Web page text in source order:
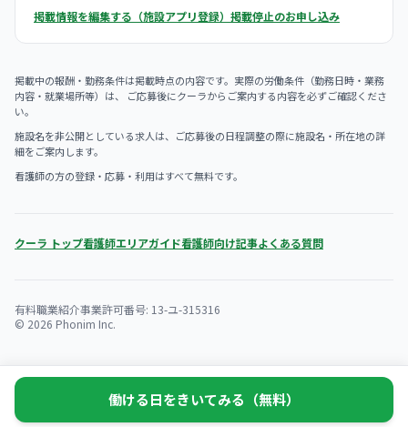
掲載情報を編集する（施設アプリ登録） 掲載停止のお申し込み
掲載中の報酬・勤務条件は掲載時点の内容です。実際の労働条件（勤務日時・業務
内容・就業場所等）は、 ご応募後にクーラからご案内する内容を必ずご確認くださ
い。
施設名を非公開としている求人は、ご応募後の日程調整の際に施設名・所在地の詳
細をご案内します。
看護師の方の登録・応募・利用はすべて無料です。
クーラ トップ看護師エリアガイド看護師向け記事よくある質問
有料職業紹介事業許可番号: 13-ユ-315316
© 2026 Phonim Inc.
働ける日をきいてみる（無料）